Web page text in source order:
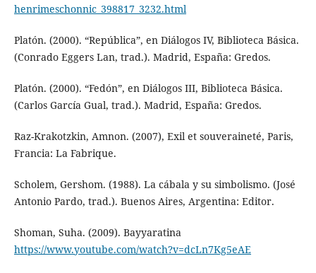
henrimeschonnic_398817_3232.html
Platón. (2000). “República”, en Diálogos IV, Biblioteca Básica.
(Conrado Eggers Lan, trad.). Madrid, España: Gredos.
Platón. (2000). “Fedón”, en Diálogos III, Biblioteca Básica.
(Carlos García Gual, trad.). Madrid, España: Gredos.
Raz-Krakotzkin, Amnon. (2007), Exil et souveraineté, Paris,
Francia: La Fabrique.
Scholem, Gershom. (1988). La cábala y su simbolismo. (José
Antonio Pardo, trad.). Buenos Aires, Argentina: Editor.
Shoman, Suha. (2009). Bayyaratina
https://www.youtube.com/watch?v=dcLn7Kg5eAE